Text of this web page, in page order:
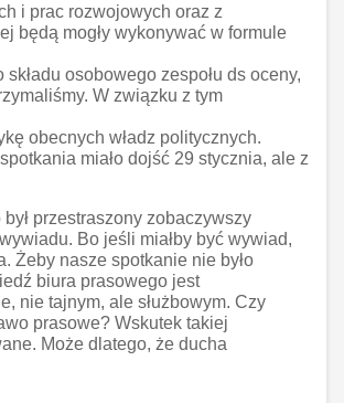
i prac rozwojowych oraz z
będą mogły wykonywać w formule
osobowego zespołu ds oceny,
W związku z tym
obecnych władz politycznych.
miało dojść 29 stycznia, ale z
przestraszony zobaczywszy
Bo jeśli miałby być wywiad,
Żeby nasze spotkanie nie było
biura prasowego jest
nie tajnym, ale służbowym. Czy
prasowe? Wskutek takiej
Może dlatego, że ducha